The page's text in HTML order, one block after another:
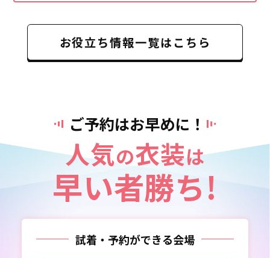
お役立ち情報一覧はこちら
ご予約はお早めに！
人気の衣装は
早い者勝ち!
試着・予約ができる会場